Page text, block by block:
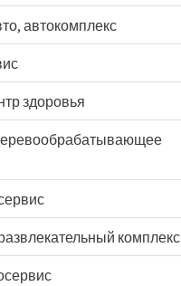
автокомплекс
здоровья
комплекс